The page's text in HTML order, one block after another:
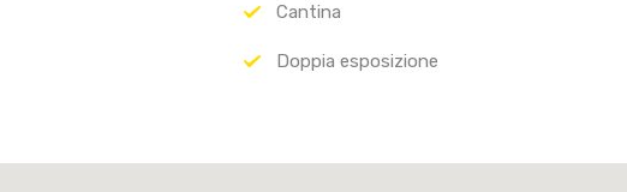
Cantina
Doppia esposizione